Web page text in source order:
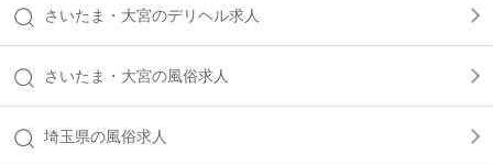
さいたま・大宮のデリヘル求人
さいたま・大宮の風俗求人
埼玉県の風俗求人